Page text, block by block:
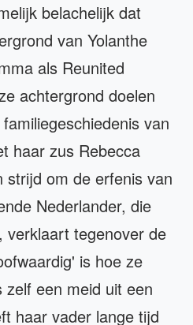
belachelijk dat
van Yolanthe
als Reunited
achtergrond doelen
van
haar zus Rebecca
om de erfenis van
Nederlander, die
verklaart tegenover de
is hoe ze
zelf een meid uit een
haar vader lange tijd